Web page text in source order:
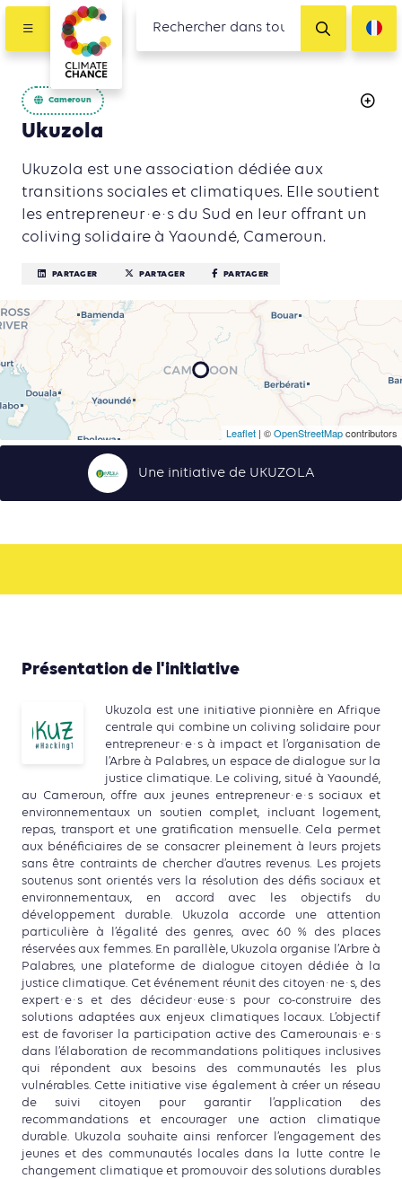
Cameroun
Ukuzola
Ukuzola est une association dédiée aux
transitions sociales et climatiques. Elle soutient
les entrepreneur·e·s du Sud en leur offrant un
coliving solidaire à Yaoundé, Cameroun.
PARTAGER PARTAGER PARTAGER
Leaflet | ©OpenStreetMapcontributors
Une initiative de UKUZOLA
Présentation de l'initiative
Ukuzola est une initiative pionnière en Afrique
centrale qui combine un coliving solidaire pour
entrepreneur·e·s à impact et l’organisation de
l’Arbre à Palabres, un espace de dialogue sur la
justice climatique. Le coliving, situé à Yaoundé,
au Cameroun, offre aux jeunes entrepreneur·e·s sociaux et
environnementaux un soutien complet, incluant logement,
repas, transport et une gratification mensuelle. Cela permet
aux bénéficiaires de se consacrer pleinement à leurs projets
sans être contraints de chercher d’autres revenus. Les projets
soutenus sont orientés vers la résolution des défis sociaux et
environnementaux, en accord avec les objectifs du
développement durable. Ukuzola accorde une attention
particulière à l’égalité des genres, avec 60 % des places
réservées aux femmes. En parallèle, Ukuzola organise l’Arbre à
Palabres, une plateforme de dialogue citoyen dédiée à la
justice climatique. Cet événement réunit des citoyen·ne·s, des
expert·e·s et des décideur·euse·s pour co-construire des
solutions adaptées aux enjeux climatiques locaux. L’objectif
est de favoriser la participation active des Camerounais·e·s
dans l’élaboration de recommandations politiques inclusives
qui répondent aux besoins des communautés les plus
vulnérables. Cette initiative vise également à créer un réseau
de suivi citoyen pour garantir l’application des
recommandations et encourager une action climatique
durable. Ukuzola souhaite ainsi renforcer l’engagement des
jeunes et des communautés locales dans la lutte contre le
changement climatique et promouvoir des solutions durables